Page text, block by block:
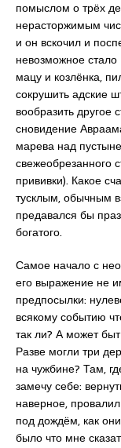
помыслом о трёх
нерасторжимым
и он вскочил и
невозможное
мацу и козлёнка,
сокрушить адские
вообразить другое
сновидение
марева над
свежеобрезанного
прививки). Какое
тусклым, обычным
предавался бы
богатого.
Самое начало с
его выражение не
предпосылки:
всякому событию
так ли? А может
Разве могли три
на чужбине? Там,
замечу себе:
наверное,
под дождём, как
было что мне